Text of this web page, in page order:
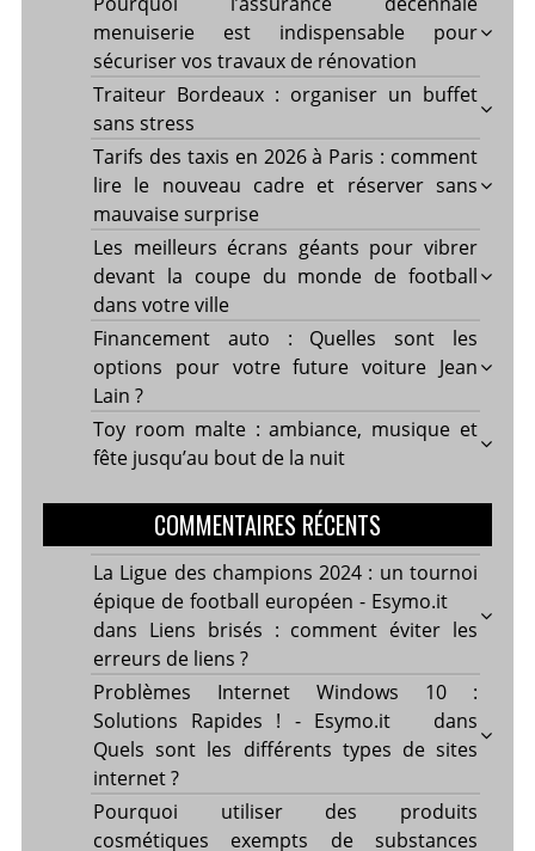
menuiserie est indispensable pour
sécuriser vos travaux de rénovation
Traiteur Bordeaux : organiser un buffet
sans stress
Tarifs des taxis en 2026 à Paris : comment
lire le nouveau cadre et réserver sans
mauvaise surprise
Les meilleurs écrans géants pour vibrer
devant la coupe du monde de football
dans votre ville
Financement auto : Quelles sont les
options pour votre future voiture Jean
Lain ?
Toy room malte : ambiance, musique et
fête jusqu’au bout de la nuit
COMMENTAIRES RÉCENTS
La Ligue des champions 2024 : un tournoi
épique de football européen - Esymo.it
dans Liens brisés : comment éviter les
erreurs de liens ?
Problèmes Internet Windows 10 :
Solutions Rapides ! - Esymo.it
dans
Quels sont les différents types de sites
internet ?
Pourquoi utiliser des produits
cosmétiques exempts de substances